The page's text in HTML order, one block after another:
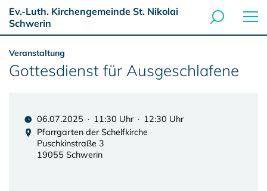
Ev.-Luth. Kirchengemeinde St. Nikolai
Schwerin
Veranstaltung
Gottesdienst für Ausgeschlafene
06.07.2025 · 11:30 Uhr · 12:30 Uhr
Pfarrgarten der Schelfkirche
Puschkinstraße 3
19055 Schwerin